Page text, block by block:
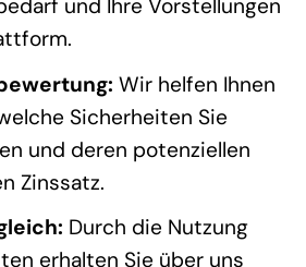
und Ihre Vorstellungen
Wir helfen Ihnen
Sicherheiten Sie
und deren potenziellen
Zinssatz.
Durch die Nutzung
erhalten Sie über uns